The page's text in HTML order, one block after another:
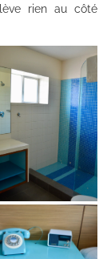
rien au côté